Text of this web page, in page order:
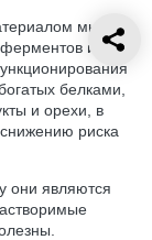
мышц и
и
белками,
и орехи, в
риска
они являются